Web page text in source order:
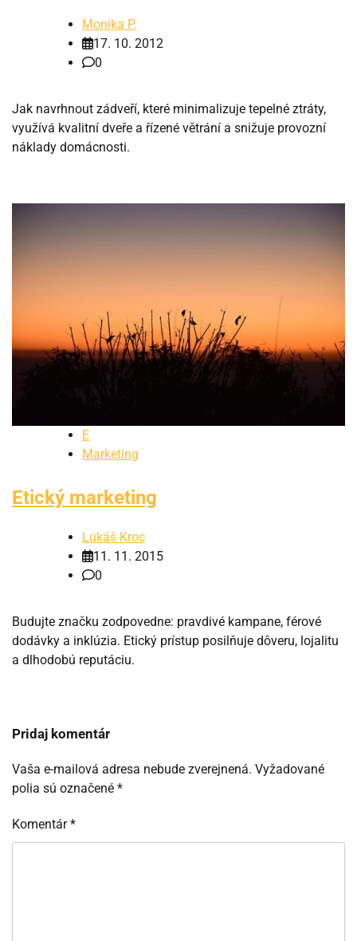
Monika P.
17. 10. 2012
0
Jak navrhnout zádveří, které minimalizuje tepelné ztráty,
využívá kvalitní dveře a řízené větrání a snižuje provozní
náklady domácnosti.
E
Marketing
Etický marketing
Lukáš Kroc
11. 11. 2015
0
Budujte značku zodpovedne: pravdivé kampane, férové
dodávky a inklúzia. Etický prístup posilňuje dôveru, lojalitu
a dlhodobú reputáciu.
Pridaj komentár
Vaša e-mailová adresa nebude zverejnená. Vyžadované
polia sú označené *
Komentár*